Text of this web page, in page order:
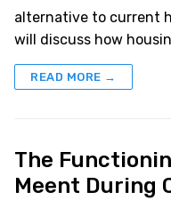
alternative to current
will discuss how
READ MORE →
The
Meent During